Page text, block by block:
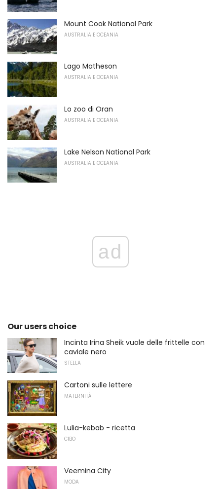
Mount Cook National Park
AUSTRALIA E OCEANIA
Lago Matheson
AUSTRALIA E OCEANIA
Lo zoo di Oran
AUSTRALIA E OCEANIA
Lake Nelson National Park
AUSTRALIA E OCEANIA
ad
Our users choice
Incinta Irina Sheik vuole delle frittelle con
caviale nero
STELLA
Cartoni sulle lettere
MATERNITÀ
Lulia-kebab - ricetta
CIBO
Veemina City
MODA